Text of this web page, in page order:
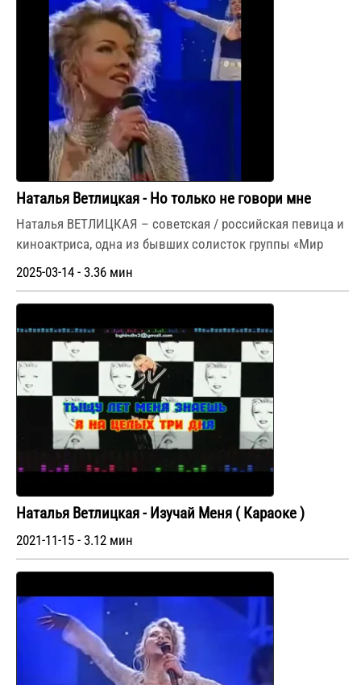
Наталья Ветлицкая - Но только не говори мне
Наталья ВЕТЛИЦКАЯ – советская / российская певица и
киноактриса, одна из бывших солисток группы «Мир
2025-03-14 - 3.36 мин
Наталья Ветлицкая - Изучай Меня ( Караоке )
2021-11-15 - 3.12 мин